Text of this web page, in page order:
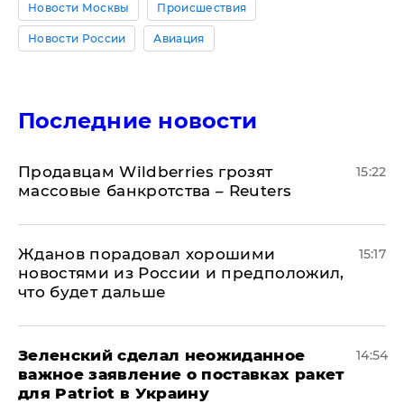
Новости Москвы Происшествия
Новости России Авиация
Последние новости
Продавцам Wildberries грозят
массовые банкротства – Reuters
15:22
Жданов порадовал хорошими
новостями из России и предположил,
что будет дальше
15:17
Зеленский сделал неожиданное
важное заявление о поставках ракет
для Patriot в Украину
14:54